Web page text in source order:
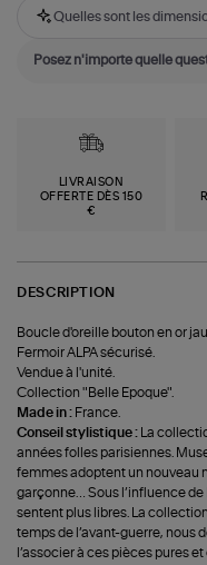
Quelles sont les
LIVRAISON
OFFERTE DÈS 150
€
DESCRIPTION
Boucle d'oreille bouton en or
Fermoir ALPA sécurisé.
Vendue à l'unité.
Collection "Belle Epoque".
Made in : France.
Conseil stylistique : La
années folles parisiennes.
femmes adoptent un nouveau
garçonne… Sous l’influence
sentent plus libres. La
temps de l’avant-guerre, nous
l’associer à ces pièces pures